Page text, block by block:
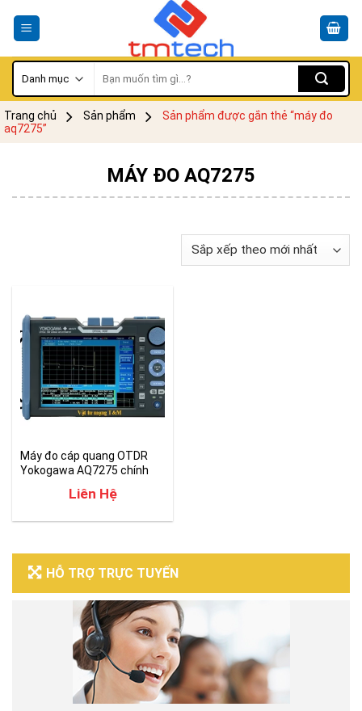
kiếm:
Trang chủ Sản phẩm
Sản phẩm được gắn thẻ “máy đo
aq7275”
HỖ TRỢ TRỰC TUYẾN
MÁY ĐO AQ7275
Máy đo cáp quang OTDR
Yokogawa AQ7275 chính
Liên Hệ